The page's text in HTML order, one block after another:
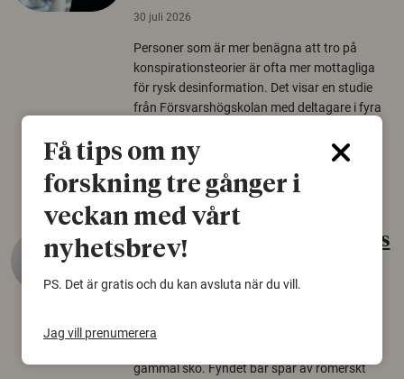
30 juli 2026
Personer som är mer benägna att tro på
konspirationsteorier är ofta mer mottagliga
för rysk desinformation. Det visar en studie
från Försvarshögskolan med deltagare i fyra
Säkerhetspolitik
Gammalt skinn var Sveriges
Det som arkeologer länge trodde var en
gammal sko. Fyndet bär spår av romerskt
Få tips om ny
forskning tre gånger i
veckan med vårt
nyhetsbrev!
PS. Det är gratis och du kan avsluta när du vill.
Jag vill prenumerera